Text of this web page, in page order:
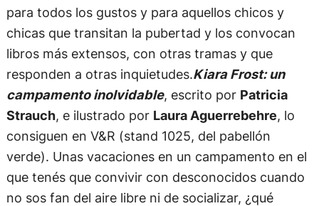
para todos los gustos y para aquellos chicos y
chicas que transitan la pubertad y los convocan
libros más extensos, con otras tramas y que
responden a otras inquietudes.Kiara Frost: un
campamento inolvidable, escrito por Patricia
Strauch, e ilustrado por Laura Aguerrebehre, lo
consiguen en V&R (stand 1025, del pabellón
verde). Unas vacaciones en un campamento en el
que tenés que convivir con desconocidos cuando
no sos fan del aire libre ni de socializar, ¿qué